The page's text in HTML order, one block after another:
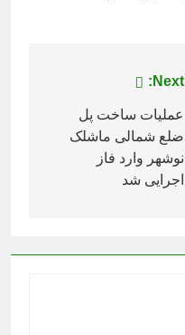
Next:
عملیات ساخت پل
ضلع شمالی ماشلک
نوشهر وارد فاز
اجرایی شد